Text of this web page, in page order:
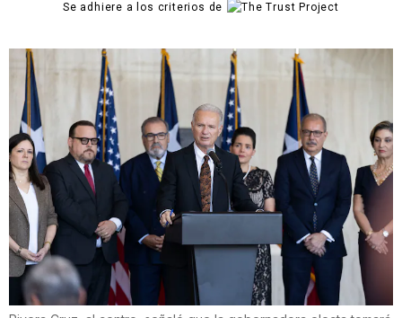
Se adhiere a los criterios de